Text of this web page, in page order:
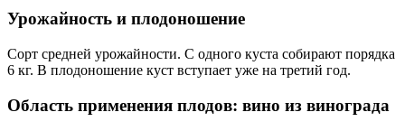
Урожайность и плодоношение
Сорт средней урожайности. С одного куста собирают порядка
6 кг. В плодоношение куст вступает уже на третий год.
Область применения плодов: вино из винограда